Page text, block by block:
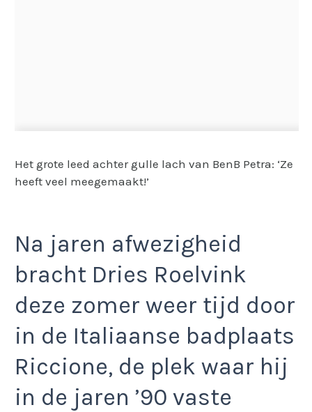
Het grote leed achter gulle lach van BenB Petra: ‘Ze
heeft veel meegemaakt!’
Na jaren afwezigheid
bracht Dries Roelvink
deze zomer weer tijd door
in de Italiaanse badplaats
Riccione, de plek waar hij
in de jaren ’90 vaste